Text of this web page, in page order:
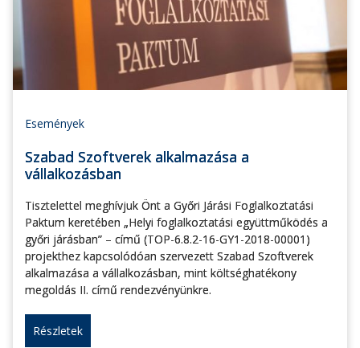
Események
Szabad Szoftverek alkalmazása a
vállalkozásban
Tisztelettel meghívjuk Önt a Győri Járási Foglalkoztatási
Paktum keretében „Helyi foglalkoztatási együttműködés a
győri járásban” – című (TOP-6.8.2-16-GY1-2018-00001)
projekthez kapcsolódóan szervezett Szabad Szoftverek
alkalmazása a vállalkozásban, mint költséghatékony
megoldás II. című rendezvényünkre.
Részletek